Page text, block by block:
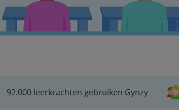
92.000 leerkrachten gebruiken Gynzy